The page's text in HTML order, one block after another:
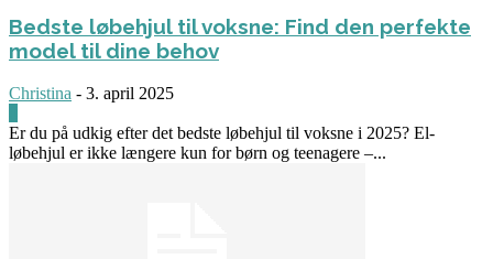
Bedste løbehjul til voksne: Find den perfekte
model til dine behov
Christina - 3. april 2025
Er du på udkig efter det bedste løbehjul til voksne i 2025? El-
løbehjul er ikke længere kun for børn og teenagere –...